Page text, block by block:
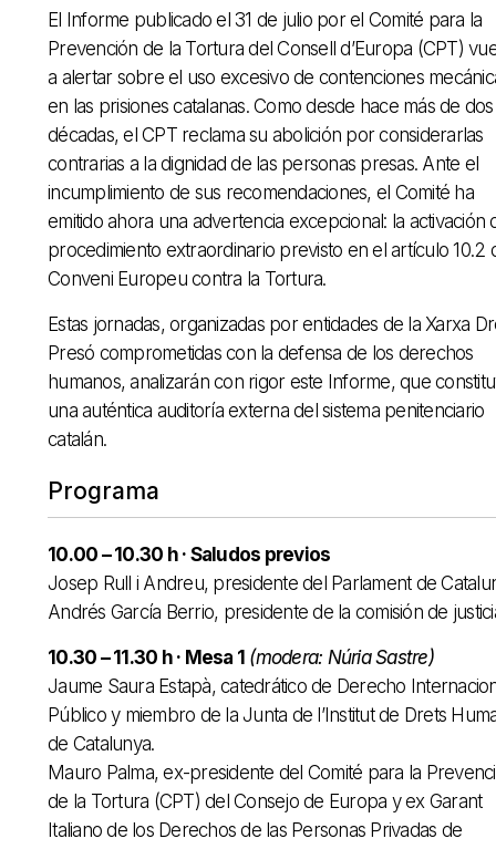
El Informe publicado el 31 de julio por el Comité para la
Prevención de la Tortura del Consell d’Europa (CPT)
a alertar sobre el uso excesivo de contenciones
en las prisiones catalanas. Como desde hace más de dos
décadas, el CPT reclama su abolición por considerarlas
contrarias a la dignidad de las personas presas. Ante el
incumplimiento de sus recomendaciones, el Comité ha
emitido ahora una advertencia excepcional: la activación
procedimiento extraordinario previsto en el artículo 10.2
Conveni Europeu contra la Tortura.
Estas jornadas, organizadas por entidades de la Xarxa
Presó comprometidas con la defensa de los derechos
humanos, analizarán con rigor este Informe, que
una auténtica auditoría externa del sistema penitenciario
catalán.
Programa
10.00 – 10.30 h · Saludos previos
Josep Rull i Andreu, presidente del Parlament de
Andrés García Berrio, presidente de la comisión de
10.30 – 11.30 h · Mesa 1 (modera: Núria Sastre)
Jaume Saura Estapà, catedrático de Derecho
Público y miembro de la Junta de l’Institut de Drets
de Catalunya.
Mauro Palma, ex-presidente del Comité para la
de la Tortura (CPT) del Consejo de Europa y ex Garant
Italiano de los Derechos de las Personas Privadas de